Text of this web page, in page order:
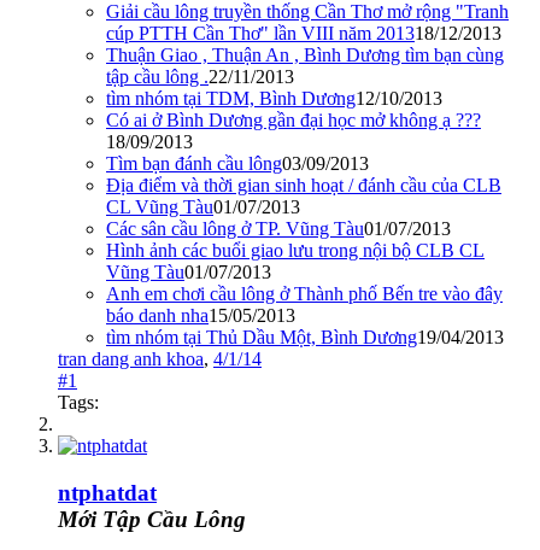
Giải cầu lông truyền thống Cần Thơ mở rộng "Tranh
cúp PTTH Cần Thơ" lần VIII năm 201318/12/2013
Thuận Giao , Thuận An , Bình Dương tìm bạn cùng
tập cầu lông .22/11/2013
tìm nhóm tại TDM, Bình Dương12/10/2013
Có ai ở Bình Dương gần đại học mở không ạ ???
18/09/2013
Tìm bạn đánh cầu lông03/09/2013
Địa điểm và thời gian sinh hoạt / đánh cầu của CLB
CL Vũng Tàu01/07/2013
Các sân cầu lông ở TP. Vũng Tàu01/07/2013
Hình ảnh các buổi giao lưu trong nội bộ CLB CL
Vũng Tàu01/07/2013
Anh em chơi cầu lông ở Thành phố Bến tre vào đây
báo danh nha15/05/2013
tìm nhóm tại Thủ Dầu Một, Bình Dương19/04/2013
tran dang anh khoa, 4/1/14
#1
Tags:
ntphatdat
Mới Tập Cầu Lông